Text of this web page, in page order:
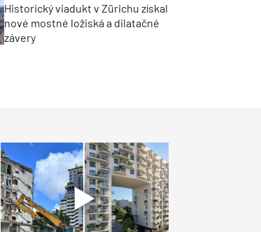
Historický viadukt v Zürichu získal
nové mostné ložiská a dilatačné
závery